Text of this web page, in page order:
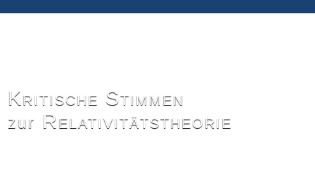
Kritische Stimmen
zur Relativitätstheorie